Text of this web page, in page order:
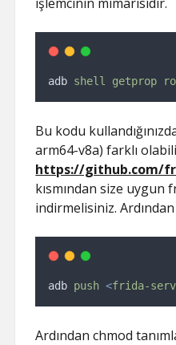
adb shell getprop
Bu kodu
arm64-v8a) farklı
https://github.com/
kısmından size uygun
indirmelisiniz.
adb push <frida-
Ardından chmod